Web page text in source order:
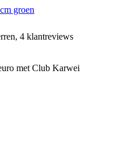
groen
4 klantreviews
met Club Karwei